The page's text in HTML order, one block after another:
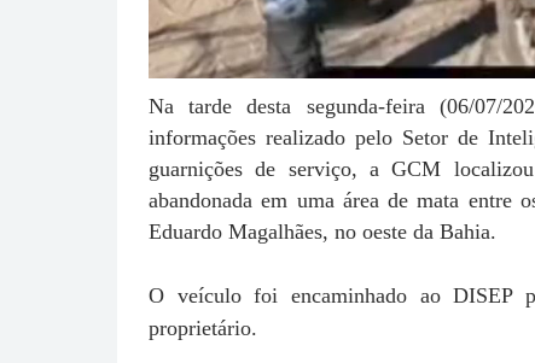
Na tarde desta segunda-feira (06/07/
informações realizado pelo Setor de
guarnições de serviço, a GCM
abandonada em uma área de mata entre
Eduardo Magalhães, no oeste da Bahia.
O veículo foi encaminhado ao DISEP
proprietário.